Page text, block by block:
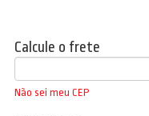
Calcule o frete
Não sei meu CEP